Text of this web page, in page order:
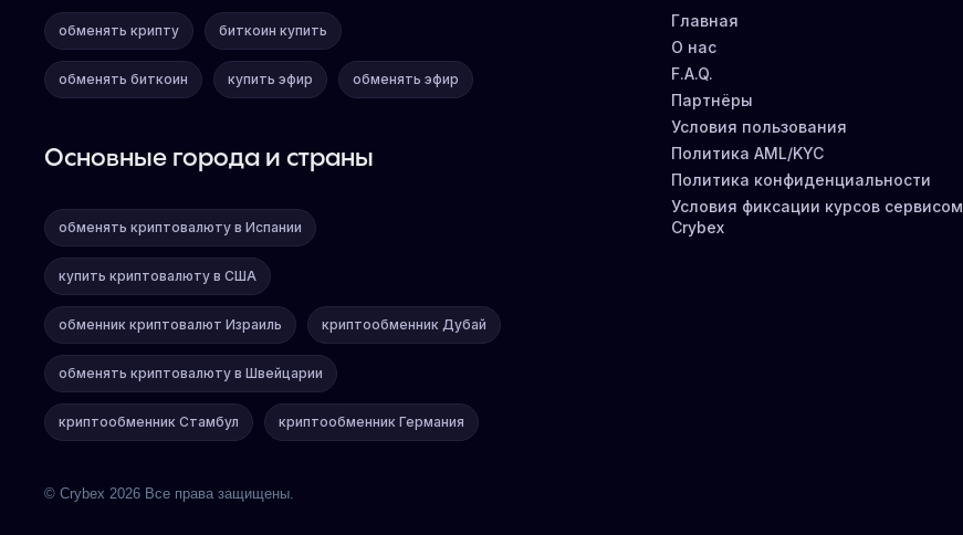
обменять крипту биткоин купить
обменять биткоин купить эфир обменять эфир
Основные города и страны
обменять криптовалюту в Испании
купить криптовалюту в США
обменник криптовалют Израиль криптообменник Дубай
обменять криптовалюту в Швейцарии
криптообменник Стамбул криптообменник Германия
© Crybex 2026 Все права защищены.
Главная
О нас
F.A.Q.
Партнёры
Условия пользования
Политика AML/KYC
Политика конфиденциальности
Условия фиксации курсов сервисом
Crybex